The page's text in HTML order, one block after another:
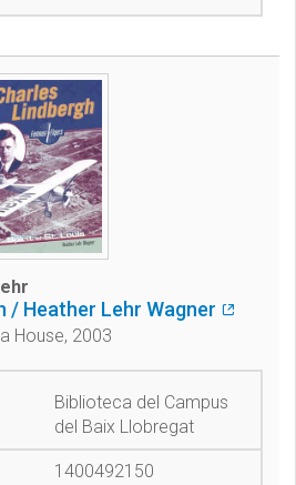
/ Heather Lehr Wagner
House, 2003
Biblioteca del Campus
del Baix Llobregat
1400492150